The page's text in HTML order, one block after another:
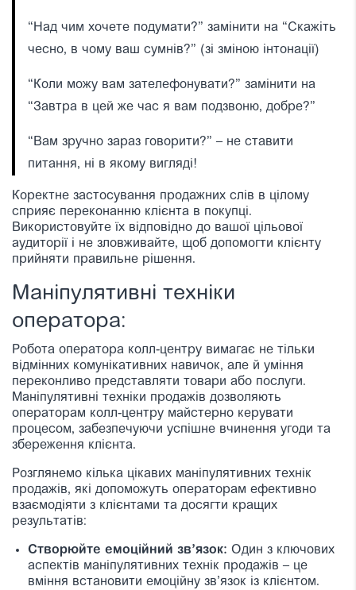
“Над чим хочете подумати?” замінити на “Скажіть
чесно, в чому ваш сумнів?” (зі зміною інтонації)
“Коли можу вам зателефонувати?” замінити на
“Завтра в цей же час я вам подзвоню, добре?”
“Вам зручно зараз говорити?” – не ставити
питання, ні в якому вигляді!
Коректне застосування продажних слів в цілому
сприяє переконанню клієнта в покупці.
Використовуйте їх відповідно до вашої цільової
аудиторії і не зловживайте, щоб допомогти клієнту
прийняти правильне рішення.
Маніпулятивні техніки
оператора:
Робота оператора колл-центру вимагає не тільки
відмінних комунікативних навичок, але й уміння
переконливо представляти товари або послуги.
Маніпулятивні техніки продажів дозволяють
операторам колл-центру майстерно керувати
процесом, забезпечуючи успішне вчинення угоди та
збереження клієнта.
Розглянемо кілька цікавих маніпулятивних технік
продажів, які допоможуть операторам ефективно
взаємодіяти з клієнтами та досягти кращих
результатів:
Створюйте емоційний зв’язок: Один з ключових
аспектів маніпулятивних технік продажів – це
вміння встановити емоційну зв’язок із клієнтом.